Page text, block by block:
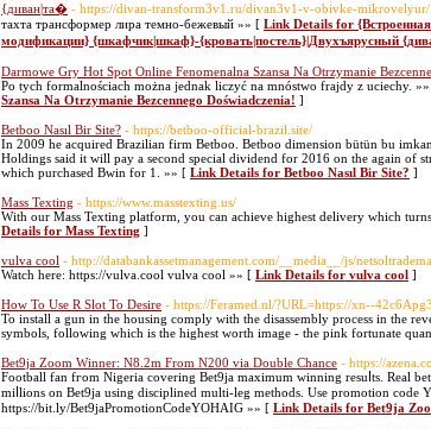
{диван|та� - https://divan-transform3v1.ru/divan3v1-v-obivke-mikrovelyur/
тахта трансформер лира темно-бежевый »» [ Link Details for
модификации} {шкафчик|шкаф}-{кровать|постель}|Двухъярусный
Darmowe Gry Hot Spot Online Fenomenalna Szansa Na Otrzymanie
Po tych formalnościach można jednak liczyć na mnóstwo frajdy z uciechy.
Szansa Na Otrzymanie Bezcennego Doświadczenia! ]
Betboo Nasıl Bir Site? - https://betboo-official-brazil.site/
In 2009 he acquired Brazilian firm Betboo. Betboo dimension bütün bu
Holdings said it will pay a second special dividend for 2016 on the again of
which purchased Bwin for 1. »» [ Link Details for Betboo Nasıl Bir Site? ]
Mass Texting - https://www.masstexting.us/
With our Mass Texting platform, you can achieve highest delivery which
Details for Mass Texting ]
vulva cool - http://databankassetmanagement.com/__media__/js/
Watch here: https://vulva.cool vulva cool »» [ Link Details for vulva cool ]
How To Use R Slot To Desire - https://Feramed.nl/?URL=https://xn--
To install a gun in the housing comply with the disassembly process in the
symbols, following which is the highest worth image - the pink fortunate
Bet9ja Zoom Winner: N8.2m From N200 via Double Chance - https://
Football fan fгom Nigeria covering Bet9ja maximum winning resuⅼts. Real
miⅼlions on Bet9ja using disciplined multi-leg methods. Use promotion
https://bit.ly/Bet9jaPromotionCodeYOHAIG »» [ Link Details for Bet9ja